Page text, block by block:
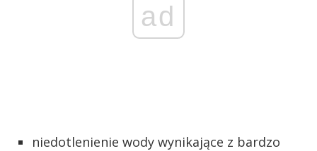
ad
niedotlenienie wody wynikające z bardzo